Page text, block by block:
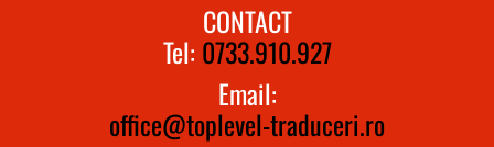
CONTACT
Tel: 0733.910.927
Email:
office@toplevel-traduceri.ro